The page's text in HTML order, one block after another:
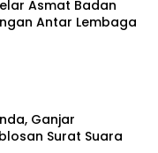
Asmat Badan
Antar Lembaga
Ganjar
Surat Suara